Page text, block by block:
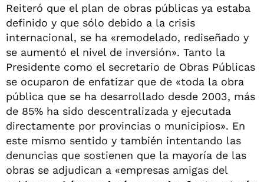
Reiteró que el plan de obras públicas ya estaba
definido y que sólo debido a la crisis
internacional, se ha «remodelado, rediseñado y
se aumentó el nivel de inversión». Tanto la
Presidente como el secretario de Obras Públicas
se ocuparon de enfatizar que de «toda la obra
pública que se ha desarrollado desde 2003, más
de 85% ha sido descentralizada y ejecutada
directamente por provincias o municipios». En
este mismo sentido y también intentando las
denuncias que sostienen que la mayoría de las
obras se adjudican a «empresas amigas del